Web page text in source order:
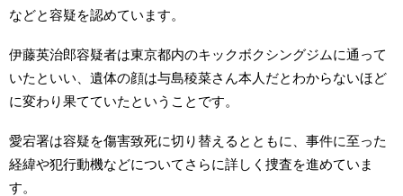
などと容疑を認めています。
伊藤英治郎容疑者は東京都内のキックボクシングジムに通って
いたといい、遺体の顔は与島稜菜さん本人だとわからないほど
に変わり果てていたということです。
愛宕署は容疑を傷害致死に切り替えるとともに、事件に至った
経緯や犯行動機などについてさらに詳しく捜査を進めていま
す。